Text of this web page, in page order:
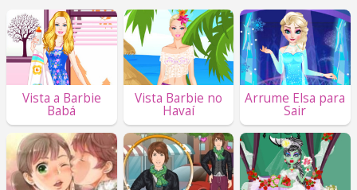
Vista a Barbie
Babá
Vista Barbie no
Havaí
Arrume Elsa para
Sair